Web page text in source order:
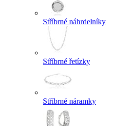
Stříbrné náhrdelníky
Stříbrné řetízky
Stříbrné náramky